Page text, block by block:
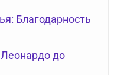
Благодарность
до